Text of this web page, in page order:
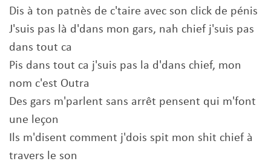
Dis à ton patnès de c'taire avec son click de pénis
J'suis pas là d'dans mon gars, nah chief j'suis pas
dans tout ca
Pis dans tout ca j'suis pas la d'dans chief, mon
nom c'est Outra
Des gars m'parlent sans arrêt pensent qui m'font
une leçon
Ils m'disent comment j'dois spit mon shit chief à
travers le son